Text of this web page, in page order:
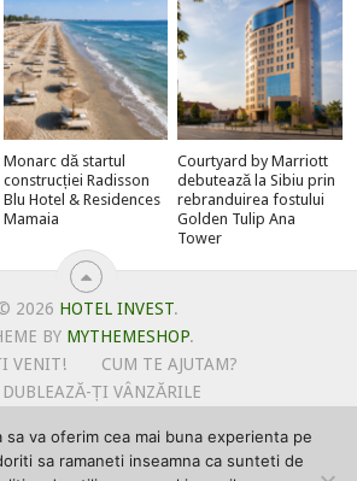
Monarc dă startul
construcției Radisson
Blu Hotel & Residences
Mamaia
Courtyard by Marriott
debutează la Sibiu prin
rebranduirea fostului
Golden Tulip Ana
Tower
2026 HOTEL INVEST.
BY MYTHEMESHOP.
VENIT!
CUM TE AJUTAM?
DUBLEAZĂ-ȚI VÂNZĂRILE
DE UTILIZARE COOKIE-URI
MEGA-CADOURI LA ABONARE
sa va oferim cea mai buna experienta pe
sa ramaneti inseamna ca sunteti de